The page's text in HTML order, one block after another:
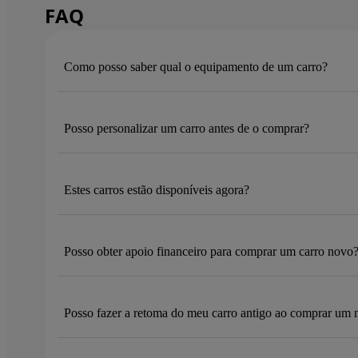
FAQ
Como posso saber qual o equipamento de um carro?
Posso personalizar um carro antes de o comprar?
Estes carros estão disponíveis agora?
Posso obter apoio financeiro para comprar um carro novo?
Posso fazer a retoma do meu carro antigo ao comprar um